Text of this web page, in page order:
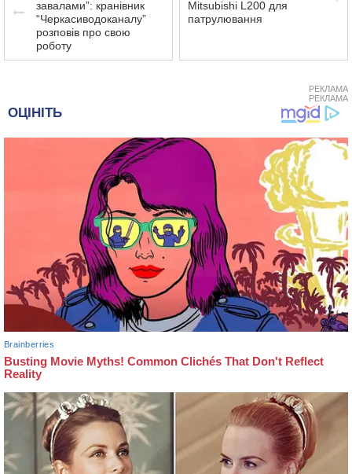
завалами”: кранівник
“Черкасиводоканалу”
розповів про свою
роботу
Mitsubishi L200 для
патрулювання
РЕКЛАМА
РЕКЛАМА